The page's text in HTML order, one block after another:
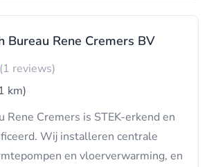
Bureau Rene Cremers BV
(1 reviews)
km)
Rene Cremers is STEK-erkend en
Wij installeren centrale
en vloerverwarming, en